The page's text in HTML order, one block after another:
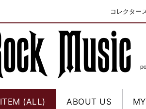
コレクター
ITEM (ALL) ABOUT US